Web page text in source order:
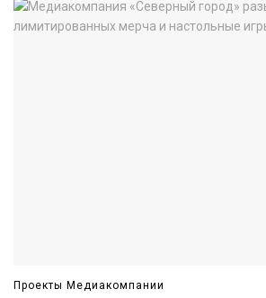
Проекты Медиакомпании